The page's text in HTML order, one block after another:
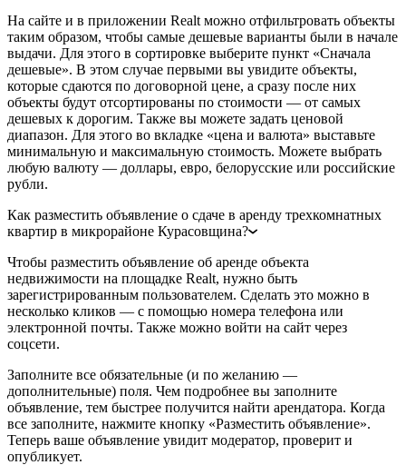
На сайте и в приложении Realt можно отфильтровать объекты
таким образом, чтобы самые дешевые варианты были в начале
выдачи. Для этого в сортировке выберите пункт «Сначала
дешевые». В этом случае первыми вы увидите объекты,
которые сдаются по договорной цене, а сразу после них
объекты будут отсортированы по стоимости — от самых
дешевых к дорогим. Также вы можете задать ценовой
диапазон. Для этого во вкладке «цена и валюта» выставьте
минимальную и максимальную стоимость. Можете выбрать
любую валюту — доллары, евро, белорусские или российские
рубли.
Как разместить объявление о сдаче в аренду трехкомнатных
квартир в микрорайоне Курасовщина?
Чтобы разместить объявление об аренде объекта
недвижимости на площадке Realt, нужно быть
зарегистрированным пользователем. Сделать это можно в
несколько кликов — с помощью номера телефона или
электронной почты. Также можно войти на сайт через
соцсети.
Заполните все обязательные (и по желанию —
дополнительные) поля. Чем подробнее вы заполните
объявление, тем быстрее получится найти арендатора. Когда
все заполните, нажмите кнопку «Разместить объявление».
Теперь ваше объявление увидит модератор, проверит и
опубликует.